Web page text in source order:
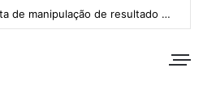
MPGO investiga suspeita de manipulação de resultado na Copa Goiás Sub-20